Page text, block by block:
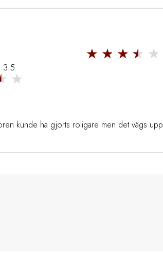
3.5
kunde ha gjorts roligare men det vägs upp